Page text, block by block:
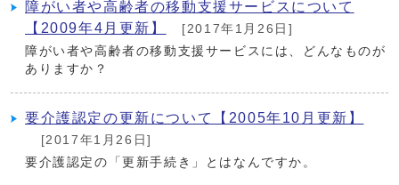
障がい者や高齢者の移動支援サービスについて
【2009年4月更新】
[2017年1月26日]
障がい者や高齢者の移動支援サービスには、どんなものが
ありますか？
要介護認定の更新について【2005年10月更新】
[2017年1月26日]
要介護認定の「更新手続き」とはなんですか。